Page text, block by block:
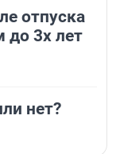
отпуска
до 3х лет
нет?